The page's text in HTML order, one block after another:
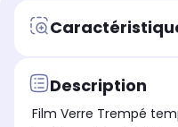
Description
Film Verre Trempé tempered glass protecteur de